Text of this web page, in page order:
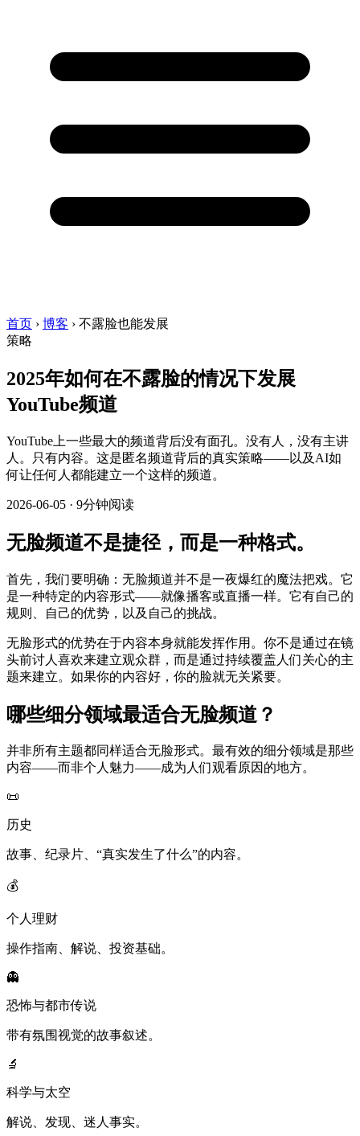
首页 › 博客 › 不露脸也能发展
策略
2025年如何在不露脸的情况下发展
YouTube频道
YouTube上一些最大的频道背后没有面孔。没有人，没有主讲
人。只有内容。这是匿名频道背后的真实策略——以及AI如
何让任何人都能建立一个这样的频道。
2026-06-05 · 9分钟阅读
无脸频道不是捷径，而是一种格式。
首先，我们要明确：无脸频道并不是一夜爆红的魔法把戏。它
是一种特定的内容形式——就像播客或直播一样。它有自己的
规则、自己的优势，以及自己的挑战。
无脸形式的优势在于内容本身就能发挥作用。你不是通过在镜
头前讨人喜欢来建立观众群，而是通过持续覆盖人们关心的主
题来建立。如果你的内容好，你的脸就无关紧要。
哪些细分领域最适合无脸频道？
并非所有主题都同样适合无脸形式。最有效的细分领域是那些
内容——而非个人魅力——成为人们观看原因的地方。
📜
历史
故事、纪录片、“真实发生了什么”的内容。
💰
个人理财
操作指南、解说、投资基础。
👻
恐怖与都市传说
带有氛围视觉的故事叙述。
🔬
科学与太空
解说、发现、迷人事实。